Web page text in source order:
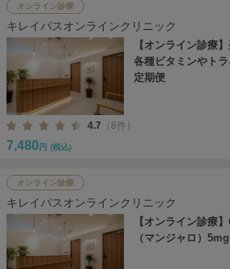
オンライン診療
キレイパスオンラインクリニック
【オンライン診療
各種ビタミンやト
定期便
4.7 （8件）
7,480 円 (税込)
オンライン診療
キレイパスオンラインクリニック
【オンライン診療
（マンジャロ）